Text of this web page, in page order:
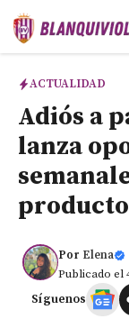
Saltar
ACTUALIDAD
Adiós a
lanza
Por Elena
Publicado el
Síguenos